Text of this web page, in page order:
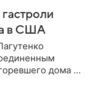
в США
дома в